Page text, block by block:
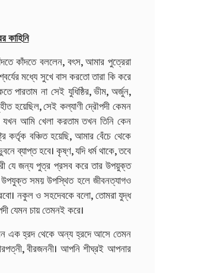
কাহিনি
কাঁদতে বললেন, বৎস, আমার পুত্রেরা
মধ্যে সুখে বাস করতো তারা কি করে
পারতাম না সেই যুধিষ্ঠির, ভীম, অর্জুন,
হয়েছিল, সেই কল্যাণী দ্রৌপদী কেমন
যখন আমি খেলা করতাম তখন তিনি কেন
কর্তৃক বঞ্চিত হয়েছি, আমার বেঁচে থেকে
ব্যাপ্ত হবে। কৃষ্ণ, যদি ধর্ম থাকে, তবে
যে জন্য পুত্র প্রসব করে তার উপয়ুক্ত
সময় উপস্থিত হলে জীবনত্যাগও
নকুল ও সহদেবকে বলো, তোমরা যুদ্ধ
যেমন চায় তেমনই করে।
এক হ্রদ থেকে অন্য হ্রদে আসে তেমন
বীরজননী। আপনি শীঘ্রই আপনার